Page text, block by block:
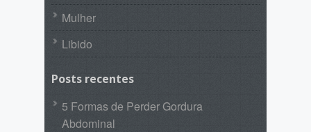
Mulher
Libido
Posts recentes
5 Formas de Perder Gordura
Abdominal